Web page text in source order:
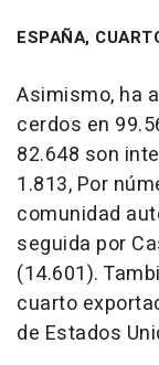
ESPAÑA,
Asimismo, ha
cerdos en
82.648 son
1.813, Por
comunidad
seguida por
(14.601).
cuarto
de Estados